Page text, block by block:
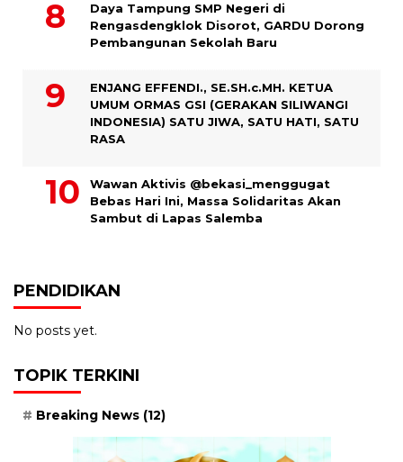
Daya Tampung SMP Negeri di
Rengasdengklok Disorot, GARDU Dorong
Pembangunan Sekolah Baru
ENJANG EFFENDI., SE.SH.c.MH. KETUA
UMUM ORMAS GSI (GERAKAN SILIWANGI
INDONESIA) SATU JIWA, SATU HATI, SATU
RASA
Wawan Aktivis @bekasi_menggugat
Bebas Hari Ini, Massa Solidaritas Akan
Sambut di Lapas Salemba
PENDIDIKAN
No posts yet.
TOPIK TERKINI
Breaking News (12)